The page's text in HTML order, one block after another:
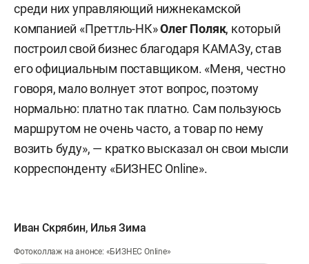
среди них управляющий нижнекамской
компанией «Преттль-НК»Олег Поляк, который
построил свой бизнес благодаря КАМАЗу, став
его официальным поставщиком. «Меня, честно
говоря, мало волнует этот вопрос, поэтому
нормально: платно так платно. Сам пользуюсь
маршрутом не очень часто, а товар по нему
возить буду», — кратко высказал он свои мысли
корреспонденту «БИЗНЕС Online».
Иван Скрябин, Илья Зима
Фотоколлаж на анонсе: «БИЗНЕС Online»